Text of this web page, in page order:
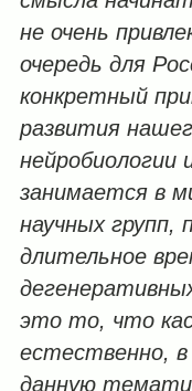
не очень
очередь для
конкретный
развития
занимается в
научных групп,
длительное
это то, что
естественно,
данную